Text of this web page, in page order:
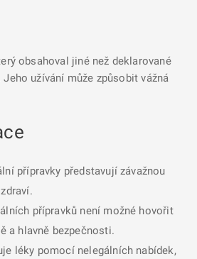
obsahoval jiné než deklarované
užívání může způsobit vážná
přípravky představují závažnou
přípravků není možné hovořit
a hlavně bezpečnosti.
léky pomocí nelegálních nabídek,